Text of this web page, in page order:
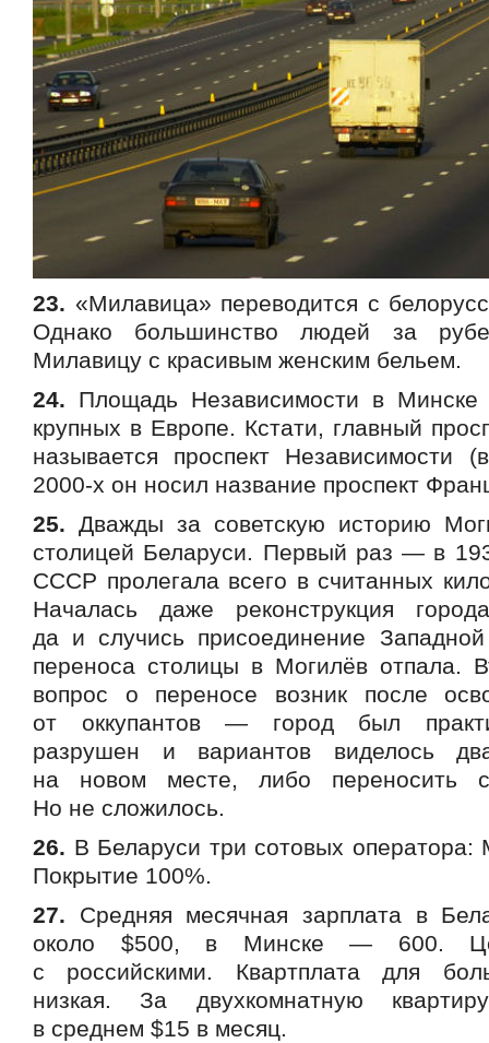
23. «Милавица» переводится с
Однако большинство людей за
Милавицу с красивым женским бельем.
24. Площадь Независимости в
крупных в Европе. Кстати, главный
называется проспект Независимости
2000-х он носил название проспект
25. Дважды за советскую историю
столицей Беларуси. Первый раз — в
СССР пролегала всего в считанных
Началась даже реконструкция
да и случись присоединение
переноса столицы в Могилёв отпала.
вопрос о переносе возник после
от оккупантов — город был
разрушен и вариантов виделось
на новом месте, либо переносить
Но не сложилось.
26. В Беларуси три сотовых
Покрытие 100%.
27. Средняя месячная зарплата в
около $500, в Минске — 600.
с российскими. Квартплата для
низкая. За двухкомнатную
в среднем $15 в месяц.